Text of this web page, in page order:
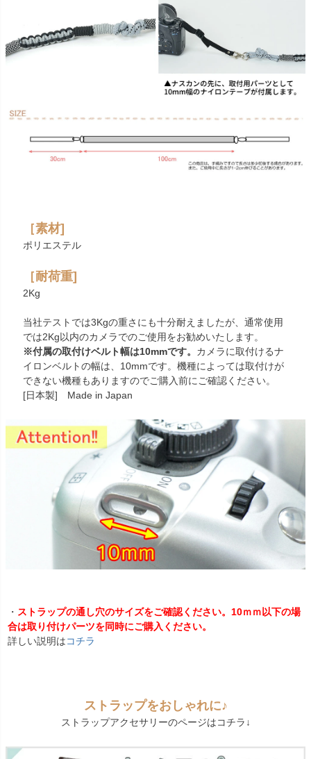
［素材]
ポリエステル
［耐荷重]
2Kg
当社テストでは3Kgの重さにも十分耐えましたが、通常使用
では2Kg以内のカメラでのご使用をお勧めいたします。
※付属の取付けベルト幅は10mmです。 カメラに取付けるナ
イロンベルトの幅は、10mmです。機種によっては取付けが
できない機種もありますのでご購入前にご確認ください。
[日本製] Made in Japan
・ ストラップの通し穴のサイズをご確認ください。10ｍｍ以下の場
合は取り付けパーツを同時にご購入ください。
詳しい説明はコチラ
ストラップをおしゃれに♪
ストラップアクセサリーのページはコチラ↓